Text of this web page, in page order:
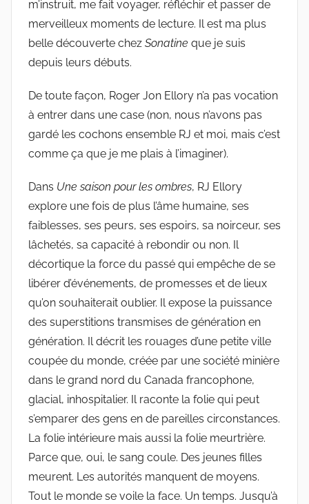
m’instruit, me fait voyager, réfléchir et passer de
merveilleux moments de lecture. Il est ma plus
belle découverte chez Sonatine que je suis
depuis leurs débuts.
De toute façon, Roger Jon Ellory n’a pas vocation
à entrer dans une case (non, nous n’avons pas
gardé les cochons ensemble RJ et moi, mais c’est
comme ça que je me plais à l’imaginer).
Dans Une saison pour les ombres, RJ Ellory
explore une fois de plus l’âme humaine, ses
faiblesses, ses peurs, ses espoirs, sa noirceur, ses
lâchetés, sa capacité à rebondir ou non. Il
décortique la force du passé qui empêche de se
libérer d’événements, de promesses et de lieux
qu’on souhaiterait oublier. Il expose la puissance
des superstitions transmises de génération en
génération. Il décrit les rouages d’une petite ville
coupée du monde, créée par une société minière
dans le grand nord du Canada francophone,
glacial, inhospitalier. Il raconte la folie qui peut
s’emparer des gens en de pareilles circonstances.
La folie intérieure mais aussi la folie meurtrière.
Parce que, oui, le sang coule. Des jeunes filles
meurent. Les autorités manquent de moyens.
Tout le monde se voile la face. Un temps. Jusqu’à